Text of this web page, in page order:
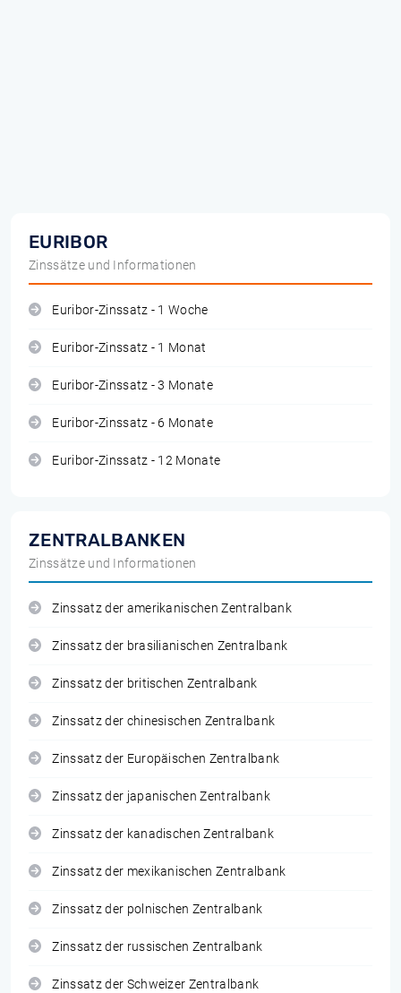
EURIBOR
Zinssätze und Informationen
Euribor-Zinssatz - 1 Woche
Euribor-Zinssatz - 1 Monat
Euribor-Zinssatz - 3 Monate
Euribor-Zinssatz - 6 Monate
Euribor-Zinssatz - 12 Monate
ZENTRALBANKEN
Zinssätze und Informationen
Zinssatz der amerikanischen Zentralbank
Zinssatz der brasilianischen Zentralbank
Zinssatz der britischen Zentralbank
Zinssatz der chinesischen Zentralbank
Zinssatz der Europäischen Zentralbank
Zinssatz der japanischen Zentralbank
Zinssatz der kanadischen Zentralbank
Zinssatz der mexikanischen Zentralbank
Zinssatz der polnischen Zentralbank
Zinssatz der russischen Zentralbank
Zinssatz der Schweizer Zentralbank